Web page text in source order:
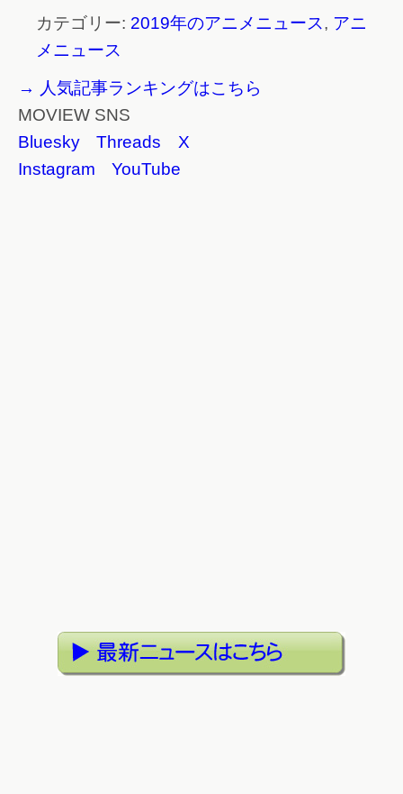
カテゴリー: 2019年のアニメニュース, アニ
メニュース
→ 人気記事ランキングはこちら
MOVIEW SNS
Bluesky
Threads
X
Instagram
YouTube